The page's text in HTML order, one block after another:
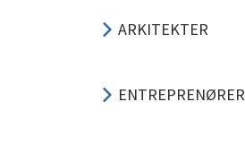
ARKITEKTER
ENTREPRENØRER